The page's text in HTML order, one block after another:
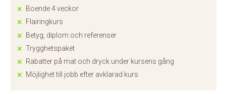
Boende 4 veckor
Flairingkurs
Betyg, diplom och referenser
Trygghetspaket
Rabatter på mat och dryck under kursens gång
Möjlighet till jobb efter avklarad kurs